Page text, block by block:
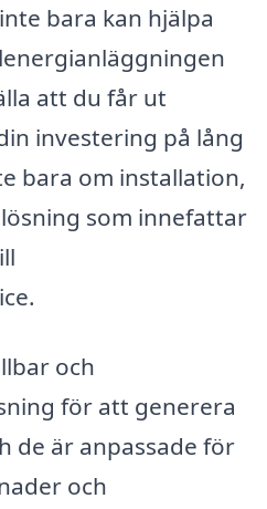
bara kan hjälpa
att du får ut
investering på lång
bara om installation,
som innefattar
och
för att generera
de är anpassade för
och